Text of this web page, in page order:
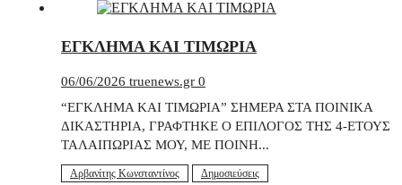
ΕΓΚΛΗΜΑ ΚΑΙ ΤΙΜΩΡΙΑ
06/06/2026 truenews.gr 0
“ΕΓΚΛΗΜΑ ΚΑΙ ΤΙΜΩΡΙΑ” ΣΗΜΕΡΑ ΣΤΑ ΠΟΙΝΙΚΑ
ΔΙΚΑΣΤΗΡΙΑ, ΓΡΑΦΤΗΚΕ Ο ΕΠΙΛΟΓΟΣ ΤΗΣ 4-ΕΤΟΥΣ
ΤΑΛΑΙΠΩΡΙΑΣ ΜΟΥ, ΜΕ ΠΟΙΝΗ...
Αρβανίτης Κωνσταντίνος Δημοσιεύσεις